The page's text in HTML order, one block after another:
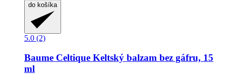
do košíka
5.0 (2)
Baume Celtique Keltský balzam bez gáfru, 15
ml